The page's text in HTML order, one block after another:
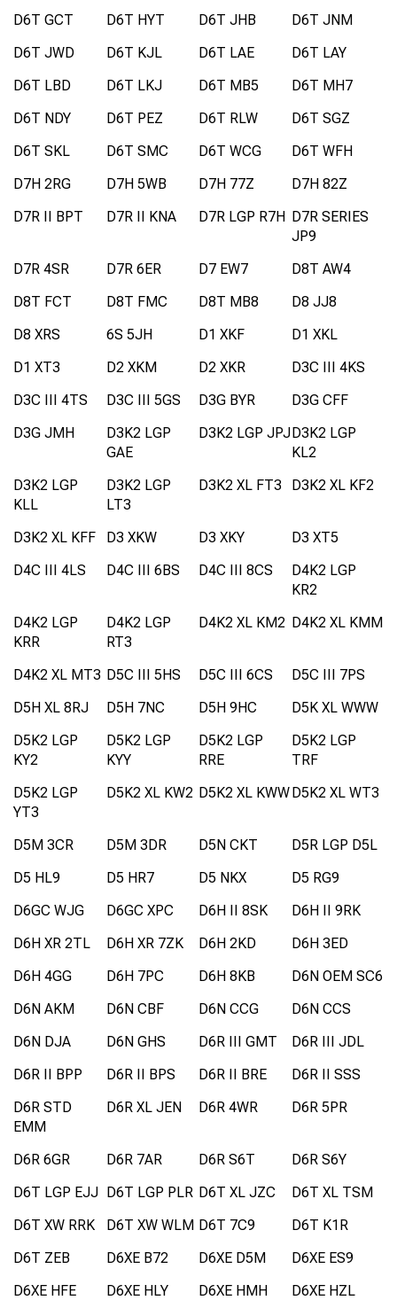
D6T GCT
D6T HYT D6T JHB
D6T JNM
D6T JWD
D6T KJL D6T LAE
D6T LAY
D6T LBD
D6T LKJ D6T MB5
D6T MH7
D6T NDY
D6T PEZ D6T RLW
D6T SGZ
D6T SKL
D6T SMC D6T WCG
D6T WFH
D7H 2RG
D7H 5WB D7H 77Z
D7H 82Z
D7R II BPT
D7R II KNA D7R LGP R7H D7R SERIES
JP9
D7R 4SR
D7R 6ER D7 EW7
D8T AW4
D8T FCT
D8T FMC D8T MB8
D8 JJ8
D8 XRS
6S 5JH D1 XKF
D1 XKL
D1 XT3
D2 XKM D2 XKR
D3C III 4KS
D3C III 4TS
D3C III 5GS D3G BYR
D3G CFF
D3G JMH
D3K2 LGP
GAE
D3K2 LGP JPJD3K2 LGP
KL2
D3K2 LGP
KLL
D3K2 LGP
LT3
D3K2 XL FT3 D3K2 XL KF2
D3K2 XL KFF D3 XKW D3 XKY
D3 XT5
D4C III 4LS
D4C III 6BS D4C III 8CS
D4K2 LGP
KR2
D4K2 LGP
KRR
D4K2 LGP
RT3
D4K2 XL KM2 D4K2 XL KMM
D4K2 XL MT3 D5C III 5HS D5C III 6CS
D5C III 7PS
D5H XL 8RJ
D5H 7NC D5H 9HC
D5K XL WWW
D5K2 LGP
KY2
D5K2 LGP
KYY
D5K2 LGP
RRE
D5K2 LGP
TRF
D5K2 LGP
YT3
D5K2 XL KW2 D5K2 XL KWWD5K2 XL WT3
D5M 3CR D5M 3DR D5N CKT
D5R LGP D5L
D5 HL9
D5 HR7 D5 NKX
D5 RG9
D6GC WJG
D6GC XPC D6H II 8SK
D6H II 9RK
D6H XR 2TL
D6H XR 7ZK D6H 2KD
D6H 3ED
D6H 4GG
D6H 7PC D6H 8KB
D6N OEM SC6
D6N AKM
D6N CBF D6N CCG
D6N CCS
D6N DJA
D6N GHS D6R III GMT
D6R III JDL
D6R II BPP
D6R II BPS D6R II BRE
D6R II SSS
D6R STD
EMM
D6R XL JEN D6R 4WR D6R 5PR
D6R 6GR D6R 7AR D6R S6T
D6R S6Y
D6T LGP EJJ D6T LGP PLR D6T XL JZC
D6T XL TSM
D6T XW RRK
D6T XW WLM D6T 7C9
D6T K1R
D6T ZEB
D6XE B72 D6XE D5M
D6XE ES9
D6XE HFE
D6XE HLY D6XE HMH D6XE HZL